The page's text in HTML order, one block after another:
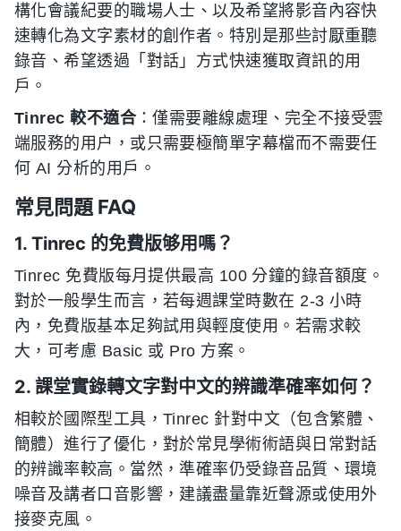
構化會議紀要的職場人士、以及希望將影音內容快
速轉化為文字素材的創作者。特別是那些討厭重聽
錄音、希望透過「對話」方式快速獲取資訊的用
戶。
Tinrec 較不適合：僅需要離線處理、完全不接受雲
端服務的用户，或只需要極簡單字幕檔而不需要任
何 AI 分析的用戶。
常見問題 FAQ
1. Tinrec 的免費版够用嗎？
Tinrec 免費版每月提供最高 100 分鐘的錄音額度。
對於一般學生而言，若每週課堂時數在 2-3 小時
內，免費版基本足夠試用與輕度使用。若需求較
大，可考慮 Basic 或 Pro 方案。
2. 課堂實錄轉文字對中文的辨識準確率如何？
相較於國際型工具，Tinrec 針對中文（包含繁體、
簡體）進行了優化，對於常見學術術語與日常對話
的辨識率較高。當然，準確率仍受錄音品質、環境
噪音及講者口音影響，建議盡量靠近聲源或使用外
接麥克風。